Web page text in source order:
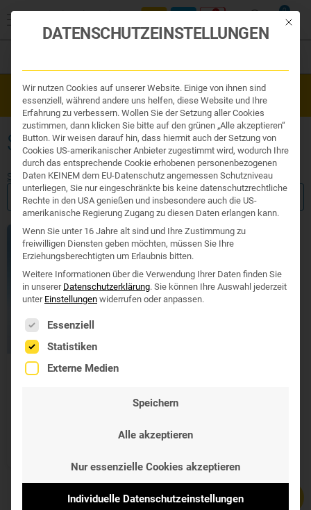
0
Organe & Organ Uhr
Traditionelle Medizin
Nahrungsergänzung
Kosmetik und Hygiene
Ihr Apotheker
Westend Online-Shop: Sicher, schnell und 24/7 für Sie da!
Gratisversand ab €50
SERUM BEI FETTIGER HAUT
Start/ Produkte verschlagwortet mit „Serum bei fettiger Haut“
FILTER ANZEIGEN
La Roche Posay
Mit
DATENSCHUTZEINSTELLUNGEN
Wir nutzen Cookies auf unserer Website. Einige von ihnen sind
essenziell, während andere uns helfen, diese Website und Ihre
Erfahrung zu verbessern. Wollen Sie der Setzung aller Cookies
zustimmen, dann klicken Sie bitte auf den grünen „Alle akzeptieren“
Button. Wir weisen darauf hin, dass hiermit auch der Setzung von
Cookies US-amerikanischer Anbieter zugestimmt wird, wodurch Ihre
durch das entsprechende Cookie erhobenen personenbezogenen
Daten KEINEM dem EU-Datenschutz angemessen Schutzniveau
unterliegen, Sie nur eingeschränkte bis keine datenschutzrechtliche
Rechte in den USA genießen und insbesondere auch die US-
amerikanische Regierung Zugang zu diesen Daten erlangen kann.
Wenn Sie unter 16 Jahre alt sind und Ihre Zustimmung zu
freiwilligen Diensten geben möchten, müssen Sie Ihre
Erziehungsberechtigten um Erlaubnis bitten.
Weitere Informationen über die Verwendung Ihrer Daten finden Sie
in unserer Datenschutzerklärung. Sie können Ihre Auswahl jederzeit
unter Einstellungen widerrufen oder anpassen.
Es folgt eine Liste der Service-Gruppen, für die eine
Essenziell
Statistiken
Externe Medien
Speichern
Alle akzeptieren
Nur essenzielle Cookies akzeptieren
Individuelle Datenschutzeinstellungen